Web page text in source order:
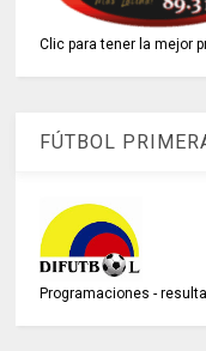
Clic para tener la mejor
FÚTBOL
Programaciones -